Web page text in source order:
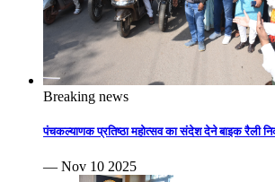
Breaking news
पंचकल्याणक प्रतिष्ठा महोत्सव का संदेश देने बाइक रैली
— Nov 10 2025